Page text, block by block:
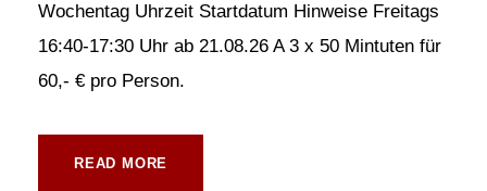
Wochentag Uhrzeit Startdatum Hinweise Freitags
16:40-17:30 Uhr ab 21.08.26 A 3 x 50 Mintuten für
60,- € pro Person.
READ MORE